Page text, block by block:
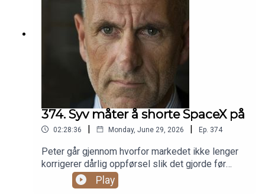
374. Syv måter å shorte SpaceX på
02:28:36 | Monday, June 29, 2026 | Ep. 374
Peter går gjennom hvorfor markedet ikke lenger
korrigerer dårlig oppførsel slik det gjorde før
finanskrisen, og bruker hoveddelen på SpaceX-
noteringen og syv måter å shorte selskapet på. I
Play